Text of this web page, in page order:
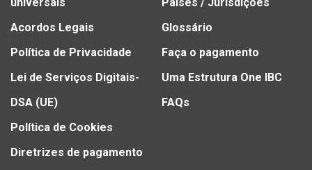
Acordos Legais
Política de Privacidade
Lei de Serviços Digitais-
DSA (UE)
Política de Cookies
Diretrizes de pagamento
Glossário
Faça o pagamento
Uma Estrutura One IBC
FAQs